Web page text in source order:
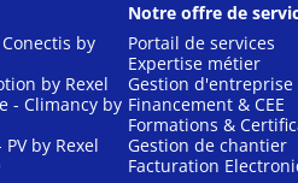
by
by Rexel
- Climancy by
by Rexel
Notre offre de
Portail de services
Expertise métier
Gestion d'entreprise
Financement & CEE
Formations &
Gestion de chantier
Facturation